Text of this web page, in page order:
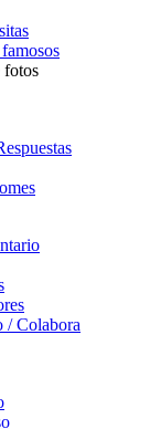
fotos
/ Colabora